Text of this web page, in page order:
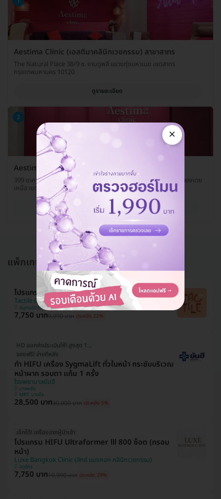
Aestima Clinic (เอสติมาคลินิกเวชกรรม) สาขาสาทร
The Natural Place 38/9 ซ. งามดูพลี แขวงทุ่งมหาเมฆ เขตสาทร
กรุงเทพมหานคร 10120
ดูรายละเอียด
2
Aestima Clinic (เอสติมาคลินิกเวชกรรม) สาขาอโศก
399 อาคารอินเตอร์เชนจ์ 21 ห้อง 307-308 ชั้น UL ถ. สุขุมวิท แขวงคลองเตย
เหนือ เขตวัฒนา กรุงเทพมหานคร 10110
ดูรายละเอียด
แพ็กเกจอื่นใน โปรแกรมทำ HIFU
โปรแกรม HIFU M 300 ช็อต (หน้า)
Tactile Clinic (ทัคทาย คลินิกเวชกรรม)
สมุทรปราการ
7,750 บาท9,990 บาท ประหยัด 22%
HD ออกค่าประเมินให้! สูงสุด 1000 บ.
จองฟรี! จ่ายทีหลัง
ทำ HIFU เครื่อง SygmaLift ทั่วใบหน้า กระชับบริเวณ
หน้าผาก รอบตา แก้ม 1 ครั้ง
โรงพยาบาลยันฮี
บางพลัด
MRT บางอ้อ
28,500 บาท30,000 บาท ประหยัด 5%
เช็กได้! เครื่องจากผู้นำเข้า
โปรแกรม HIFU Ultraformer lll 800 ช็อต (กรอบ
หน้า)
Luxe Bangkok Clinic (ลักซ์ แบงคอก คลินิกเวชกรรม)
จตุจักร
7,750 บาท10,990 บาท ประหยัด 29%
×